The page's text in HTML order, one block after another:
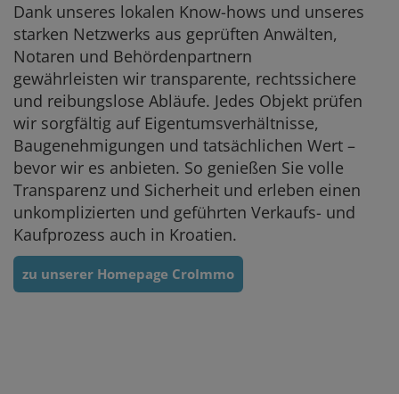
Dank unseres lokalen Know-hows und unseres
starken Netzwerks aus geprüften Anwälten,
Notaren und Behördenpartnern
gewährleisten wir transparente, rechtssichere
und reibungslose Abläufe. Jedes Objekt prüfen
wir sorgfältig auf Eigentumsverhältnisse,
Baugenehmigungen und tatsächlichen Wert –
bevor wir es anbieten. So genießen Sie volle
Transparenz und Sicherheit und erleben einen
unkomplizierten und geführten Verkaufs- und
Kaufprozess auch in Kroatien.
zu unserer Homepage CroImmo